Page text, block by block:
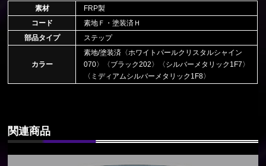
素材
FRP製
コード
素地Ｆ・塗装済Ｈ
部品タイプ
ステップ
カラー
素地/塗装済〈ホワイトパールクリスタルシャイン
070〉〈ブラック202〉〈シルバーメタリック1F7〉
〈ミディアムシルバーメタリック1F8〉
関連商品